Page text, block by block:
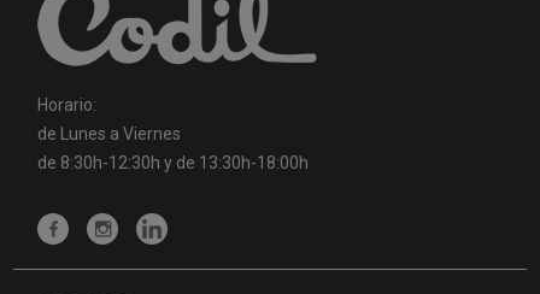
Horario:
de Lunes a Viernes
de 8:30h-12:30h y de 13:30h-18:00h